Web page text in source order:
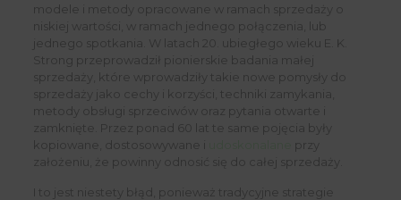
modele i metody opracowane w ramach sprzedaży o
niskiej wartości, w ramach jednego połączenia, lub
jednego spotkania. W latach 20. ubiegłego wieku E. K.
Strong przeprowadził pionierskie badania małej
sprzedaży, które wprowadziły takie nowe pomysły do ​​
sprzedaży jako cechy i korzyści, techniki zamykania,
metody obsługi sprzeciwów oraz pytania otwarte i
zamknięte. Przez ponad 60 lat te same pojęcia były
kopiowane, dostosowywane i
przy
założeniu, że powinny odnosić się do całej sprzedaży.
I to jest niestety błąd, ponieważ tradycyjne strategie